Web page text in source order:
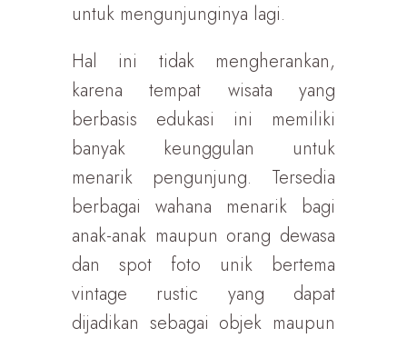
untuk mengunjunginya lagi.
Hal ini tidak mengherankan,
karena tempat wisata yang
berbasis edukasi ini memiliki
banyak keunggulan untuk
menarik pengunjung. Tersedia
berbagai wahana menarik bagi
anak-anak maupun orang dewasa
dan spot foto unik bertema
vintage rustic yang dapat
dijadikan sebagai objek maupun